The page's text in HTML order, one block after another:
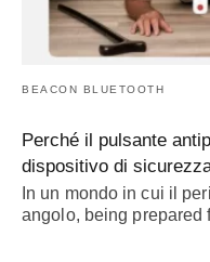
BEACON BLUETOOTH
Perché il pulsante
dispositivo di
In un mondo in cui il
angolo, being prepared